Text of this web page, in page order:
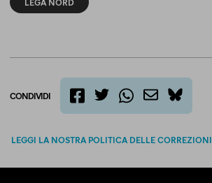
CONDIVIDI
bluesky
LEGGI LA NOSTRA POLITICA DELLE CORREZIONI